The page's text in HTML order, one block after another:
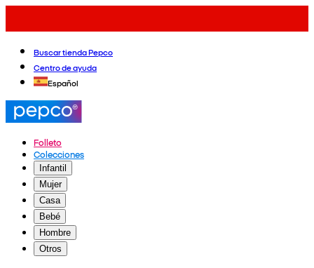
Buscar tienda Pepco
Centro de ayuda
Español
Folleto
Colecciones
Infantil
Mujer
Casa
Bebé
Hombre
Otros